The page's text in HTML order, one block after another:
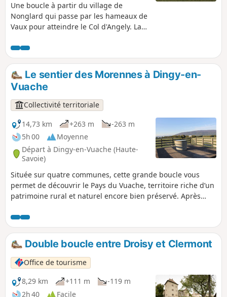
Une boucle à partir du village de
Nonglard qui passe par les hameaux de
Vaux pour atteindre le Col d'Angely. La
vue sur le bassin annécien et au delà
sur les massifs des Aravis et du Mont
Blanc. Le Champ du Loup est le point
médian de cette randonnée qui revient
ensuite vers Nonglard par le hameau de
Quincy.
Le sentier des Morennes à Dingy-en-
Vuache
Collectivité territoriale
14,73 km
+263 m
-263 m
5h 00
Moyenne
Départ à Dingy-en-Vuache (Haute-
Savoie)
Située sur quatre communes, cette grande boucle vous
permet de découvrir le Pays du Vuache, territoire riche d’un
patrimoine rural et naturel encore bien préservé. Après
fraicheur, vous atteindrez le plateau des Longues Reisses,
où la vue panoramique s’étend de la Haute-Chaîne du Jura
aux Alpes (table d’orientation). Poursuivez ensuite votre
promenade par le parcours botanique et rejoignez le village
d'Epagny. Longez le Massif du Vuache en fin de randonnée.
Double boucle entre Droisy et Clermont
Office de tourisme
8,29 km
+111 m
-119 m
2h 40
Facile